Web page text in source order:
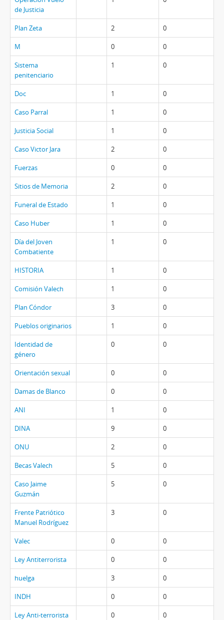
de Justicia
Plan Zeta 2 0
M 0 0
Sistema
penitenciario
1 0
Doc 1 0
Caso Parral 1 0
Justicia Social 1 0
Caso Victor Jara 2 0
Fuerzas 0 0
Sitios de Memoria 2 0
Funeral de Estado 1 0
Caso Huber 1 0
Día del Joven
Combatiente
1 0
HISTORIA 1 0
Comisión Valech 1 0
Plan Cóndor 3 0
Pueblos originarios 1 0
Identidad de
género
0 0
Orientación sexual 0 0
Damas de Blanco 0 0
ANI 1 0
DINA 9 0
ONU 2 0
Becas Valech 5 0
Caso Jaime
Guzmán
5 0
Frente Patriótico
Manuel Rodríguez
3 0
Valec 0 0
Ley Antiterrorista 0 0
huelga 3 0
INDH 0 0
Ley Anti-terrorista 0 0